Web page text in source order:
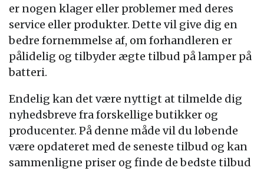
er nogen klager eller problemer med deres
service eller produkter. Dette vil give dig en
bedre fornemmelse af, om forhandleren er
pålidelig og tilbyder ægte tilbud på lamper på
batteri.
Endelig kan det være nyttigt at tilmelde dig
nyhedsbreve fra forskellige butikker og
producenter. På denne måde vil du løbende
være opdateret med de seneste tilbud og kan
sammenligne priser og finde de bedste tilbud